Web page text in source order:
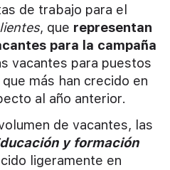
de trabajo para el
, que representan
para la campaña
vacantes para puestos
más han crecido en
al año anterior.
de vacantes, las
y formación
ligeramente en